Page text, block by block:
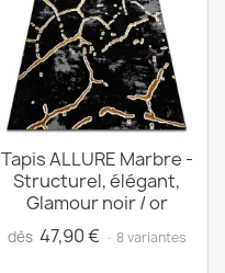
Tapis ALLURE Marbre -
Structurel, élégant,
Glamour noir / or
dès 47,90 € · 8 variantes